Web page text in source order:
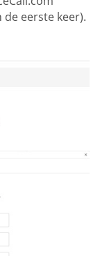
de eerste keer).